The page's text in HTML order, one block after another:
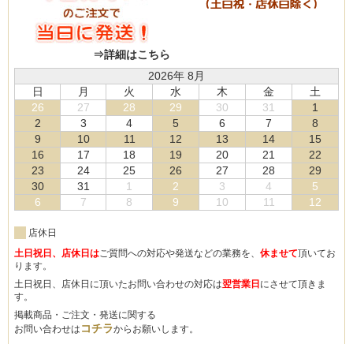
⇒詳細はこちら
2026年 8月
日
月 火 水 木 金
土
26
27 28 29 30 31
1
2
3 4 5 6 7
8
9
10 11 12 13 14
15
16
17 18 19 20 21
22
23
24 25 26 27 28
29
30
31 1 2 3 4
5
6
7 8 9 10 11 12
店休日
土日祝日、店休日はご質問への対応や発送などの業務を、 休ませて頂いてお
ります。
土日祝日、店休日に頂いたお問い合わせの対応は翌営業日 にさせて頂きま
す。
掲載商品・ご注文・発送に関する
お問い合わせは コチラからお願いします。